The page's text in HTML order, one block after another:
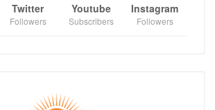
Twitter
Followers
Youtube
Subscribers
Instagram
Followers